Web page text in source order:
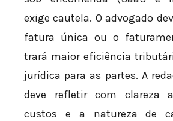
exige cautela. O advogado
fatura única ou o
trará maior eficiência
jurídica para as partes. A
deve refletir com clareza
custos e a natureza de